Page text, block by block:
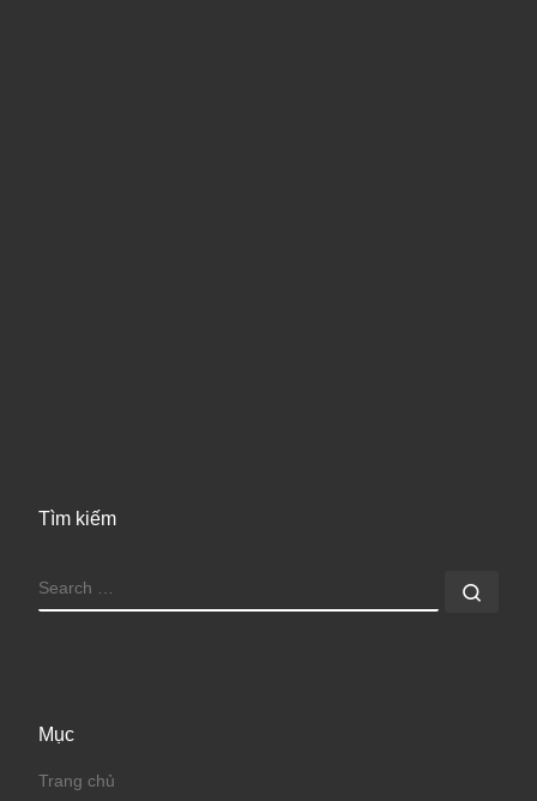
Tìm kiếm
SEARCH
Mục
Trang chủ